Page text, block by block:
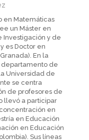
en Matemáticas
un Máster en
Investigación y de
es Doctor en
En la
de
Universidad de
se centra
de profesores de
llevó a participar
en
en Educación
en Educación
Sus líneas